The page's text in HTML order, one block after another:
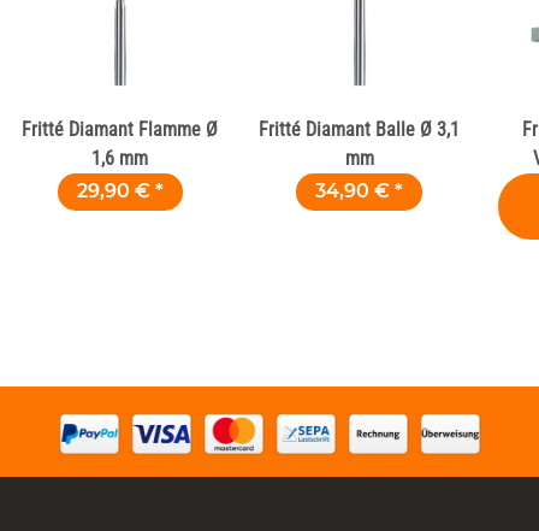
Fritté Diamant Flamme Ø
1,6 mm
29,90 € *
Fritté Diamant Balle Ø 3,1
mm
34,90 € *